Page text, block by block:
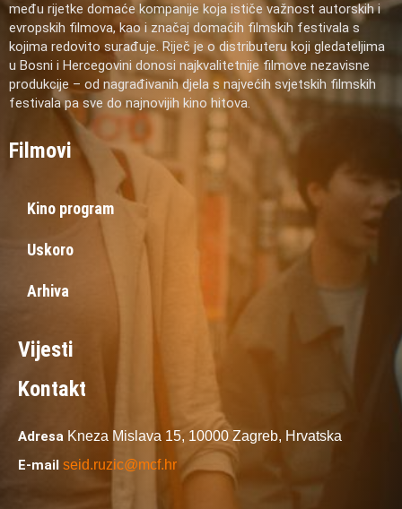
među rijetke domaće kompanije koja ističe važnost autorskih i
evropskih filmova, kao i značaj domaćih filmskih festivala s
kojima redovito surađuje. Riječ je o distributeru koji gledateljima
u Bosni i Hercegovini donosi najkvalitetnije filmove nezavisne
produkcije – od nagrađivanih djela s najvećih svjetskih filmskih
festivala pa sve do najnovijih kino hitova.
Filmovi
Kino program
Uskoro
Arhiva
Vijesti
Kontakt
Adresa Kneza Mislava 15, 10000 Zagreb, Hrvatska
E-mail seid.ruzic@mcf.hr